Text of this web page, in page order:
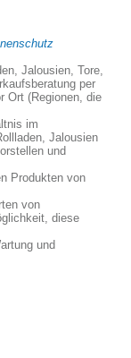
Jalousien, Tore,
per
Ort (Regionen, die
im
Jalousien
und
Produkten von
von
diese
und